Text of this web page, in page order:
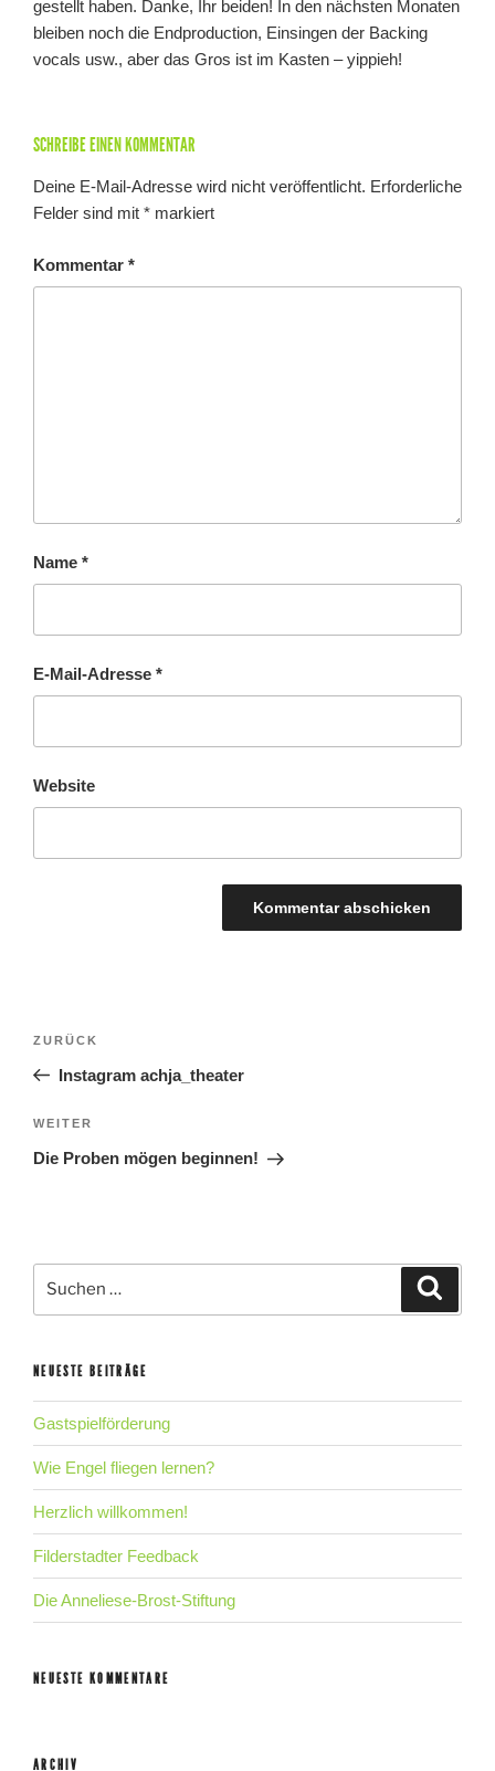
gestellt haben. Danke, Ihr beiden! In den nächsten Monaten
bleiben noch die Endproduction, Einsingen der Backing
vocals usw., aber das Gros ist im Kasten – yippieh!
SCHREIBE EINEN KOMMENTAR
Deine E-Mail-Adresse wird nicht veröffentlicht. Erforderliche
Felder sind mit * markiert
Kommentar *
Name *
E-Mail-Adresse *
Website
BEITRAGSNAVIGATION
Vorheriger
Beitrag
ZURÜCK
Instagram achja_theater
Nächster
Beitrag
WEITER
Die Proben mögen beginnen!
nach:
NEUESTE BEITRÄGE
Gastspielförderung
Wie Engel fliegen lernen?
Herzlich willkommen!
Filderstadter Feedback
Die Anneliese-Brost-Stiftung
NEUESTE KOMMENTARE
ARCHIV